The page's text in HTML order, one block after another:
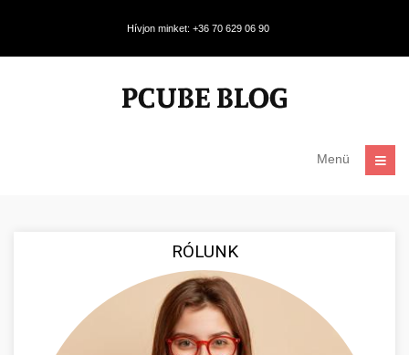
Hívjon minket: +36 70 629 06 90
Menü
RÓLUNK